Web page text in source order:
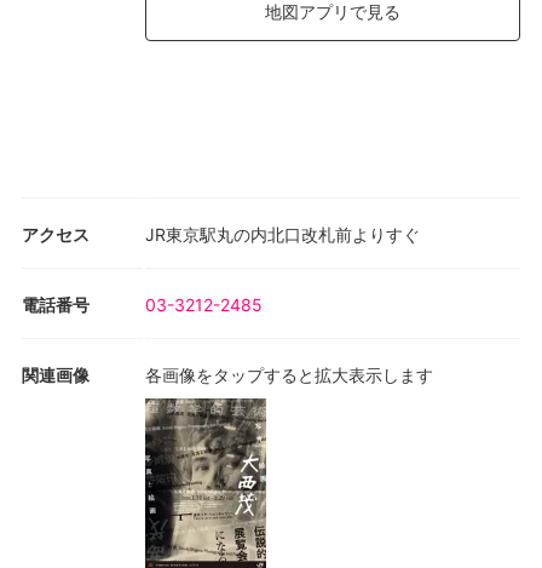
地図アプリで見る
アクセス JR東京駅丸の内北口改札前よりすぐ
電話番号 03-3212-2485
関連画像 各画像をタップすると拡大表示します